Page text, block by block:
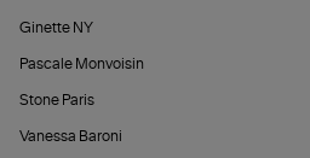
Ginette NY
Pascale Monvoisin
Stone Paris
Vanessa Baroni